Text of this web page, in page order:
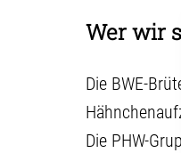
Wer wir
Die BWE-
Die PHW-